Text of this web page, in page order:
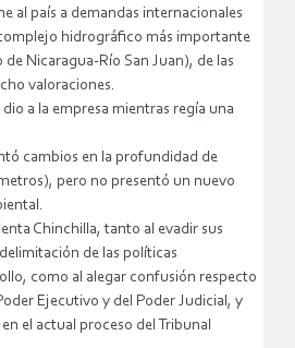
al país a demandas internacionales
hidrográfico más importante
Nicaragua-Río San Juan), de las
valoraciones.
a la empresa mientras regía una
cambios en la profundidad de
pero no presentó un nuevo
Chinchilla, tanto al evadir sus
de las políticas
como al alegar confusión respecto
Ejecutivo y del Poder Judicial, y
el actual proceso del Tribunal